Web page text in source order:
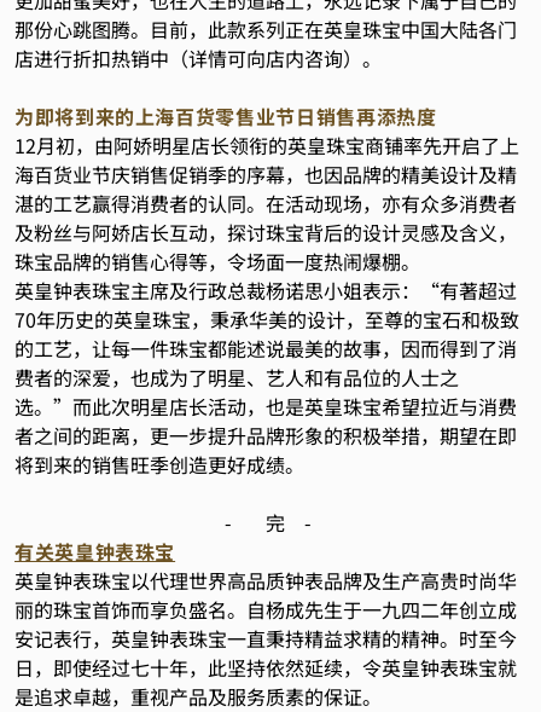
那份心跳图腾。目前，此款系列正在英皇珠宝中国大陆各门
店进行折扣热销中（详情可向店内咨询）。
为即将到来的上海百货零售业节日销售再添热度
12月初，由阿娇明星店长领衔的英皇珠宝商铺率先开启了上
海百货业节庆销售促销季的序幕，也因品牌的精美设计及精
湛的工艺赢得消费者的认同。在活动现场，亦有众多消费者
及粉丝与阿娇店长互动，探讨珠宝背后的设计灵感及含义，
珠宝品牌的销售心得等，令场面一度热闹爆棚。
英皇钟表珠宝主席及行政总裁杨诺思小姐表示：“有著超过
70年历史的英皇珠宝，秉承华美的设计，至尊的宝石和极致
的工艺，让每一件珠宝都能述说最美的故事，因而得到了消
费者的深爱，也成为了明星、艺人和有品位的人士之
选。”而此次明星店长活动，也是英皇珠宝希望拉近与消费
者之间的距离，更一步提升品牌形象的积极举措，期望在即
将到来的销售旺季创造更好成绩。
- 完 -
有关英皇钟表珠宝
英皇钟表珠宝以代理世界高品质钟表品牌及生产高贵时尚华
丽的珠宝首饰而享负盛名。自杨成先生于一九四二年创立成
安记表行，英皇钟表珠宝一直秉持精益求精的精神。时至今
日，即使经过七十年，此坚持依然延续，令英皇钟表珠宝就
是追求卓越，重视产品及服务质素的保证。